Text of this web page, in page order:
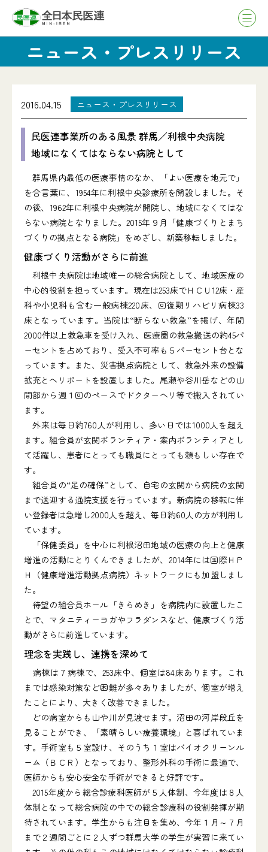
ニュース・プレスリリース
2016.04.15 ニュース・プレスリリース
民医連事業所のある風景 群馬／利根中央病院
地域になくてはならない病院として
群馬県内最低の医療事情のなか、「よい医療を地元で」
を合言葉に、1954年に利根中央診療所を開設しました。そ
の後、1962年に利根中央病院が開院し、地域になくてはな
らない病院となりました。2015年９月「健康づくりとまち
づくりの拠点となる病院」をめざし、新築移転しました。
健康づくり活動がさらに前進
利根中央病院は地域唯一の総合病院として、地域医療の
中心的役割を担っています。現在は253床でＨＣＵ12床・産
科や小児科も含む一般病棟220床、回復期リハビリ病棟33
床となっています。当院は“断らない救急”を掲げ、年間
2000件以上救急車を受け入れ、医療圏の救急搬送の約45パ
ーセントを占めており、受入不可率も５パーセント台とな
っています。また、災害拠点病院として、救急外来の設備
拡充とヘリポートを設置しました。尾瀬や谷川岳などの山
間部から週１回のペースでドクターヘリ等で搬入されてい
ます。
外来は毎日約760人が利用し、多い日では1000人を超え
ます。組合員が玄関ボランティア・案内ボランティアとし
て活躍し、患者にとっても職員にとっても頼もしい存在で
す。
組合員の“足の確保”として、自宅の玄関から病院の玄関
まで送迎する通院支援を行っています。新病院の移転に伴
い登録者は急増し2000人を超え、毎日約60人の方が利用し
ています。
「保健委員」を中心に利根沼田地域の医療の向上と健康
増進の活動にとりくんできましたが、2014年には国際ＨＰ
Ｈ（健康増進活動拠点病院）ネットワークにも加盟しまし
た。
待望の組合員ホール「きらめき」を病院内に設置したこ
とで、マタニティーヨガやフラダンスなど、健康づくり活
動がさらに前進しています。
理念を実践し、連携を深めて
病棟は７病棟で、253床中、個室は84床あります。これ
までは感染対策など困難が多々ありましたが、個室が増え
たことにより、大きく改善できました。
どの病室からも山や川が見渡せます。沼田の河岸段丘を
見ることができ、「素晴らしい療養環境」と喜ばれていま
す。手術室も５室設け、そのうち１室はバイオクリーンル
ーム（ＢＣＲ）となっており、整形外科の手術に最適で、
医師からも安心安全な手術ができると好評です。
2015年度から総合診療科医師が５人体制、今年度は８人
体制となって総合病院の中での総合診療科の役割発揮が期
待されています。学生からも注目を集め、今年１月～７月
まで２週間ごとに２人ずつ群馬大学の学生が実習に来てい